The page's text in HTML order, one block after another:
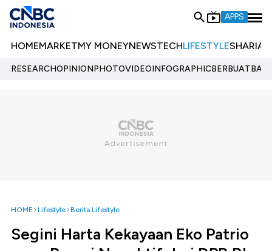
APPS
HOMEMARKETMY MONEYNEWSTECHLIFESTYLESHARIA
RESEARCHOPINIONPHOTOVIDEOINFOGRAPHIC
HOME Lifestyle Berita Lifestyle
Segini Harta Kekayaan Eko Patrio